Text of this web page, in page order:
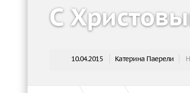
С
10.04.2015 Катерина Паерели